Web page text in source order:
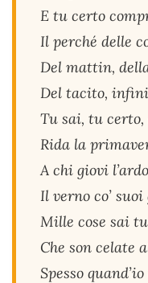
E tu certo
Il perché delle
Del mattin,
Del tacito,
Tu sai, tu certo,
Rida la
A chi giovi
Il verno co’
Mille cose sai
Che son celate
Spesso